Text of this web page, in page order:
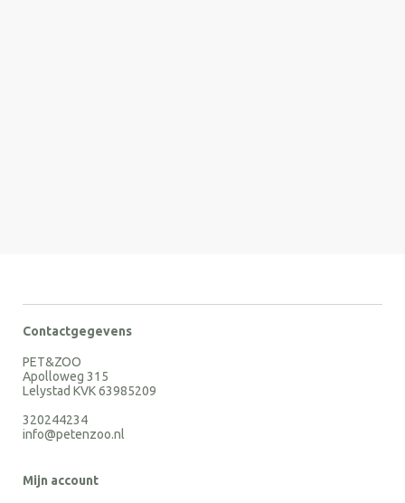
Contactgegevens
PET&ZOO
Apolloweg 315
Lelystad KVK 63985209
320244234
info@petenzoo.nl
Mijn account